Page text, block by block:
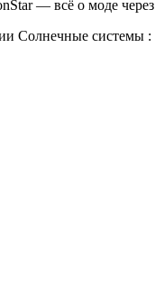
— всё о моде
Солнечные системы :